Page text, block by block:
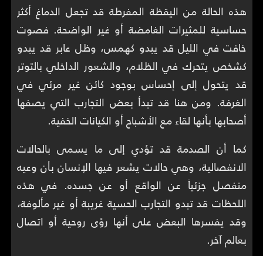
هذه الحالة من اليقظة المفرطة قد تجعل الدماغ أكثر
حساسية للمثيرات الغامضة أو غير الواضحة. فصوت
خافت في الليل قد يبدو كهمس، وظل عابر قد يبدو
كشخص يتحرك في الظلام، والشعور الداخلي بالتوتر
قد يتحول إلى إحساس بوجود كائن غير مرئي في
الغرفة. ومن هنا قد تبدأ بعض التجارب التي يصفها
أصحابها بأنها لقاء مع الأشباح أو الكيانات الخفية.
كما أن الصدمة قد تؤدي إلى ما يسمى بالحالات
الانفصالية، وهي حالات يشعر فيها الإنسان بأن وعيه
منفصل جزئياً عن الواقع أو عن جسده. في هذه
اللحظات قد تبدو التجارب الحسية غريبة أو غير مألوفة،
وقد يفسرها البعض على أنها رؤى روحية أو اتصال
بعالم آخر.